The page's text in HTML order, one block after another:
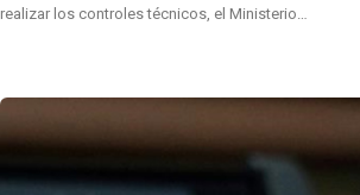
realizar los controles técnicos, el Ministerio…